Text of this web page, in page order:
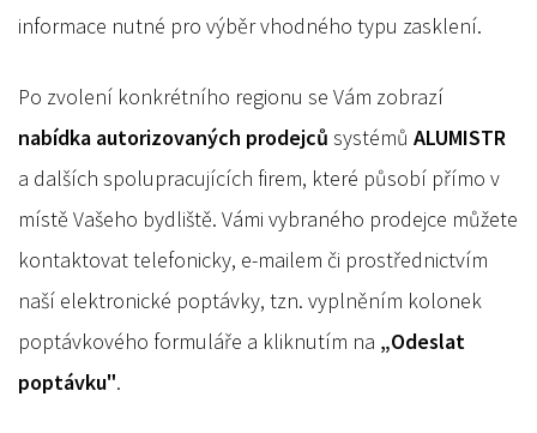
informace nutné pro výběr vhodného typu zasklení.
Po zvolení konkrétního regionu se Vám zobrazí
nabídka autorizovaných prodejců systémů ALUMISTR
a dalších spolupracujících firem, které působí přímo v
místě Vašeho bydliště. Vámi vybraného prodejce můžete
kontaktovat telefonicky, e-mailem či prostřednictvím
naší elektronické poptávky, tzn. vyplněním kolonek
poptávkového formuláře a kliknutím na „Odeslat
poptávku".